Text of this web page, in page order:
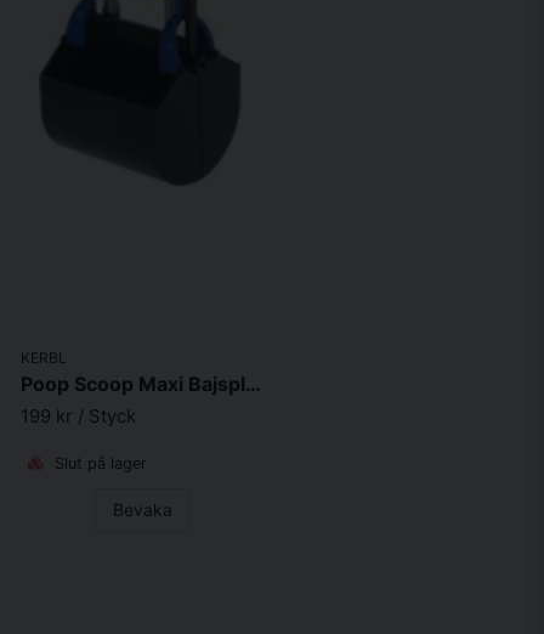
KERBL
Poop Scoop Maxi Bajsplockare svart/blå 71*13*14cm
199 kr / Styck
Slut på lager
Bevaka